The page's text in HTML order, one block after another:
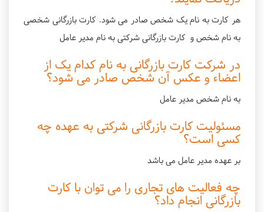
هر کارت به نام یک شخص صادر می شود. کارت بازرگانی شخصی
به نام شخص و کارت بازرگانی شرکتی به نام مدیر عامل
در شرکت کارت بازرگانی به نام کدام یک از
اعضاء و عکس آن شخص صادر می شود؟
به نام شخص مدير عامل
مسئولیت کارت بازرگانی شرکتی به عهده چه
کسی است؟
بر عهده مدیر عامل می باشد
چه فعالیت های تجاری را می توان با کارت
بازرگانی انجام داد؟